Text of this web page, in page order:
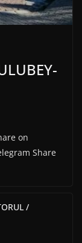
on
Share
/